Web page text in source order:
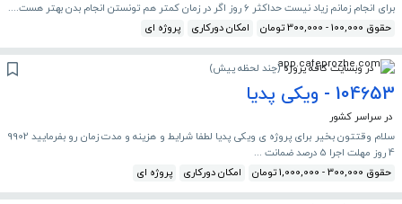
برای انجام زمانم زیاد نیست حداکثر ۶ روز اگر در زمان کمتر هم تونستن انجام بدن بهتر هست....
حقوق 100,000 - 300,000 تومان
امکان دورکاری پروژه ای
در وبسایت کافه پروژه (چند لحظه پیش)
104653 - ویکی پدیا
در سراسر کشور
سلام وقتتون بخیر برای پروژه ی ویکی پدیا لطفا شرایط و هزینه و مدت زمان رو بفرمایید 9902
4 روز مهلت اجرا 5 درصد ضمانت ...
حقوق 300,000 - 1,000,000 تومان
امکان دورکاری پروژه ای